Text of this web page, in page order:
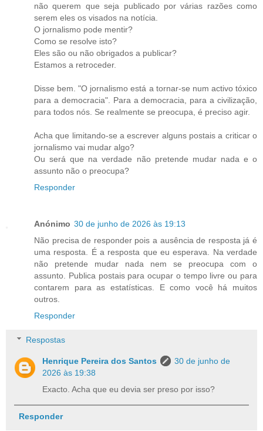
não querem que seja publicado por várias razões como
serem eles os visados na notícia.
O jornalismo pode mentir?
Como se resolve isto?
Eles são ou não obrigados a publicar?
Estamos a retroceder.
Disse bem. "O jornalismo está a tornar-se num activo tóxico
para a democracia". Para a democracia, para a civilização,
para todos nós. Se realmente se preocupa, é preciso agir.
Acha que limitando-se a escrever alguns postais a criticar o
jornalismo vai mudar algo?
Ou será que na verdade não pretende mudar nada e o
assunto não o preocupa?
Responder
Anónimo 30 de junho de 2026 às 19:13
Não precisa de responder pois a ausência de resposta já é
uma resposta. É a resposta que eu esperava. Na verdade
não pretende mudar nada nem se preocupa com o
assunto. Publica postais para ocupar o tempo livre ou para
contarem para as estatísticas. E como você há muitos
outros.
Responder
Respostas
Henrique Pereira dos Santos
30 de junho de
2026 às 19:38
Exacto. Acha que eu devia ser preso por isso?
Responder